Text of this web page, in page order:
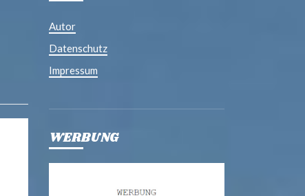
Autor
Datenschutz
Impressum
WERBUNG